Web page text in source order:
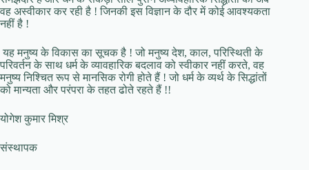
वह अस्वीकार कर रही है ! जिनकी इस विज्ञान के दौर में कोई आवश्यकता
नहीं है !
यह मनुष्य के विकास का सूचक है ! जो मनुष्य देश, काल, परिस्थिती के
परिवर्तन के साथ धर्म के व्यावहारिक बदलाव को स्वीकार नहीं करते, वह
मनुष्य निश्चित रूप से मानसिक रोगी होते हैं ! जो धर्म के व्यर्थ के सिद्धांतों
को मान्यता और परंपरा के तहत ढोते रहते हैं !!
योगेश कुमार मिश्र
संस्थापक